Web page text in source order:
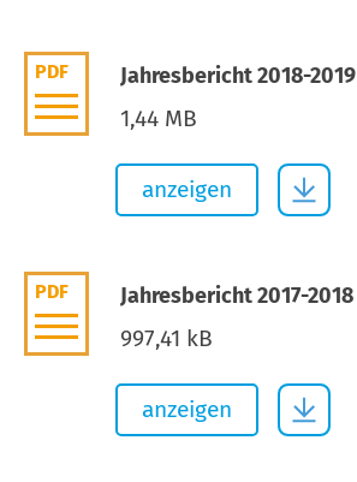
PDF Jahresbericht 2018-2019
1,44 MB
anzeigen
PDF Jahresbericht 2017-2018
997,41 kB
anzeigen